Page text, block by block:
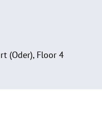
(Oder), Floor 4